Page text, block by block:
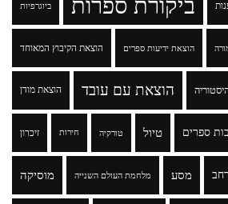
ביוגרפיות ביקורת ספרות
הוצאת הקיבוץ המאוחד הוצאת ידיעות ספרים
הוצאת מודן הוצאת עם עובד
זיכרון חירות טורקיה טיול ספרים
מוסיקה מלחמת העולם השנייה מסע